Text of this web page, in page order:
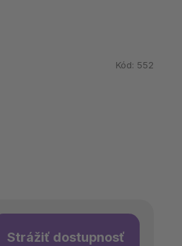
Strážiť dostupnosť
Kód: 552